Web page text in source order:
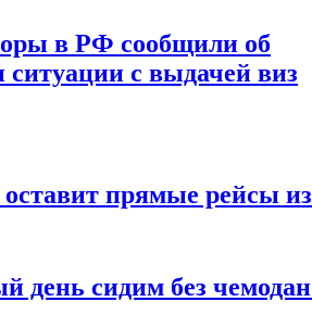
в РФ сообщили об
ситуации с выдачей виз
оставит прямые рейсы
день сидим без